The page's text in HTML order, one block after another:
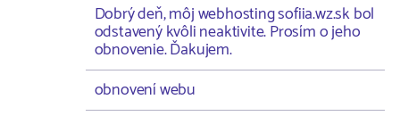
Dobrý deň, môj webhosting sofiia.wz.sk bol
odstavený kvôli neaktivite. Prosím o jeho
obnovenie. Ďakujem.
obnovení webu